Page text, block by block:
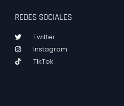
REDES SOCIALES
Twitter
Instagram
TIkTok